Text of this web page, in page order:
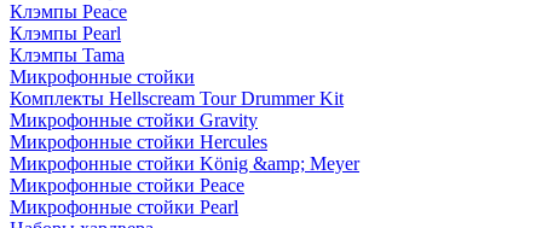
Клэмпы Peace
Клэмпы Pearl
Клэмпы Tama
Микрофонные стойки
Комплекты Hellscream Tour Drummer Kit
Микрофонные стойки Gravity
Микрофонные стойки Hercules
Микрофонные стойки König &amp; Meyer
Микрофонные стойки Peace
Микрофонные стойки Pearl